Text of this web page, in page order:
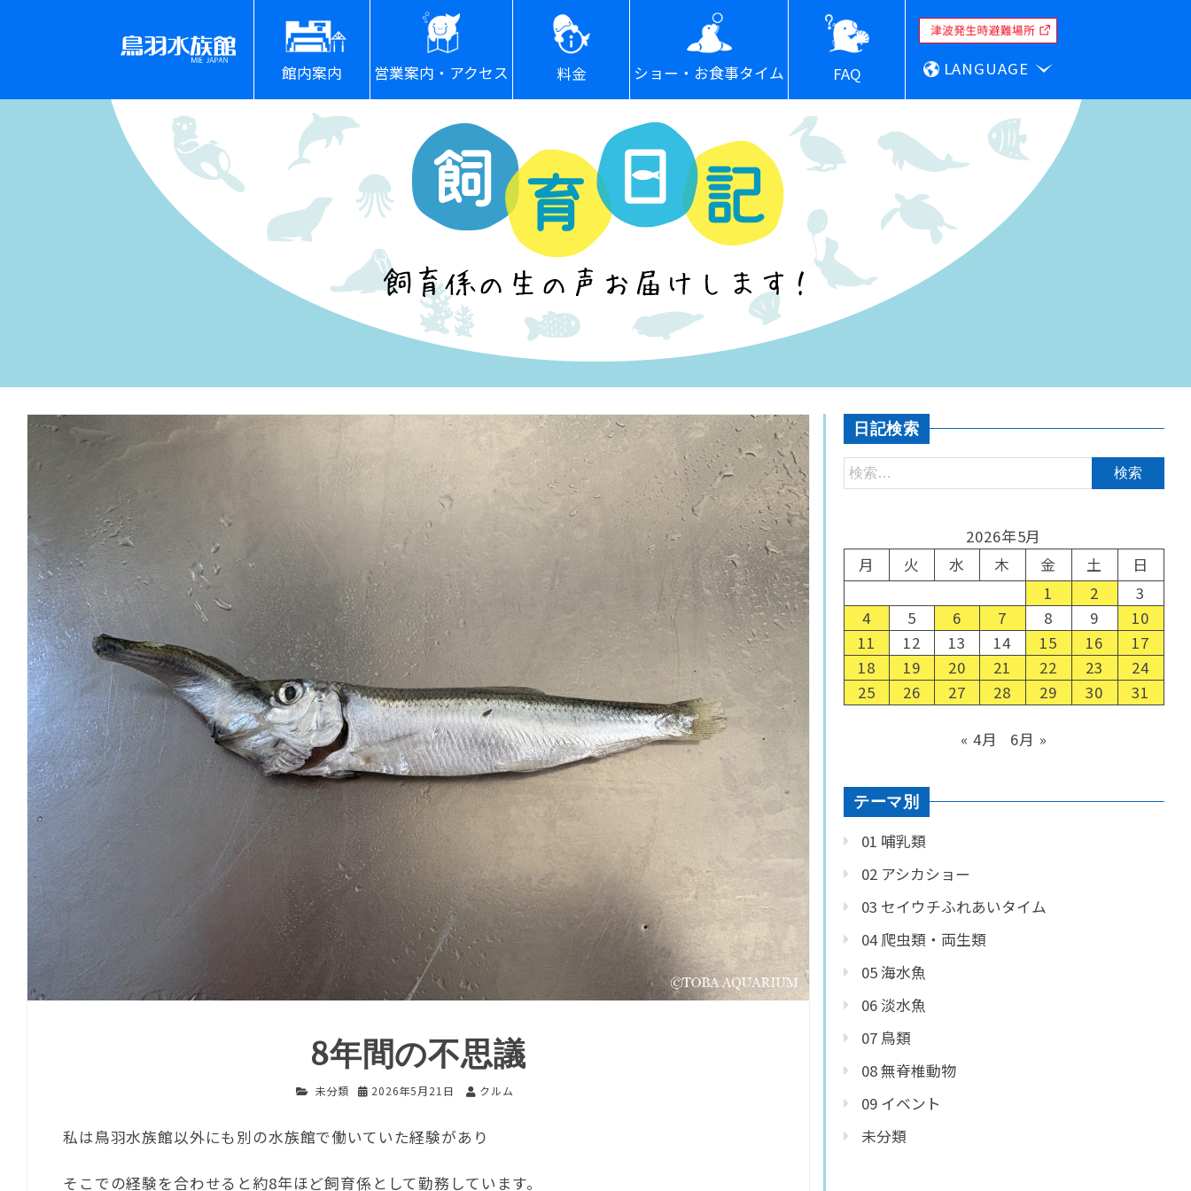
館内案内 営業案内・アクセス 料金 ショー・お食事タイム FAQ LANGUAGE
8年間の不思議
未分類 2026年5月21日 クルム
私は鳥羽水族館以外にも別の水族館で働いていた経験があり
そこでの経験を合わせると約8年ほど飼育係として勤務しています。
日記検索
2026年5月
月
火 水 木 金 土
日
1
2
3
4
5 6 7 8 9
10
11
12 13 14 15 16
17
18
19 20 21 22 23
24
25
26 27 28 29 30 31
« 4月 6月 »
テーマ別
01 哺乳類
02 アシカショー
03 セイウチふれあいタイム
04 爬虫類・両生類
05 海水魚
06 淡水魚
07 鳥類
08 無脊椎動物
09 イベント
未分類